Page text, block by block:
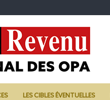
LES CIBLES ÉVENTUELLES